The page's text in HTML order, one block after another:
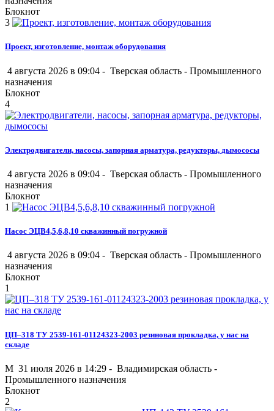
Блокнот
3
Проект, изготовление, монтаж оборудования
4 августа 2026 в 09:04 - Тверская область - Промышленного
назначения
Блокнот
4
Электродвигатели, насосы, запорная арматура, редукторы, дымососы
4 августа 2026 в 09:04 - Тверская область - Промышленного
назначения
Блокнот
1
Насос ЭЦВ4,5,6,8,10 скважинный погружной
4 августа 2026 в 09:04 - Тверская область - Промышленного
назначения
Блокнот
1
ЦП–318 ТУ 2539-161-01124323-2003 резиновая прокладка, у нас на
складе
M 31 июля 2026 в 14:29 - Владимирская область -
Промышленного назначения
Блокнот
2